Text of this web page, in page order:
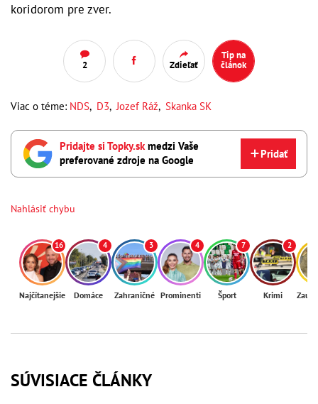
koridorom pre zver.
2 Zdieľať
Tip na
článok
Viac o téme: NDS, D3, Jozef Ráž, Skanka SK
Pridajte si Topky.skmedzi Vaše
preferované zdroje na Google
Pridať
Nahlásiť chybu
16
Najčítanejšie
4
Domáce
3
Zahraničné
4
Prominenti
7
Šport
2
Krimi
SÚVISIACE ČLÁNKY